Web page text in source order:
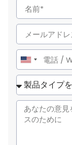
United
States
+1